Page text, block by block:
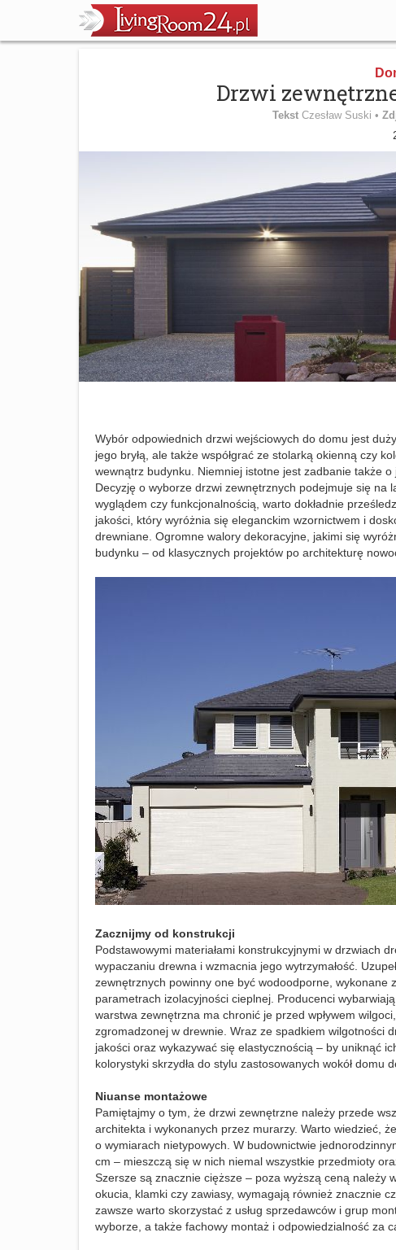
Drzwi
Tekst Czesław Suski •
Wybór odpowiednich drzwi wejściowych do domu jest
jego bryłą, ale także współgrać ze stolarką okienną czy
wewnątrz budynku. Niemniej istotne jest zadbanie także
Decyzję o wyborze drzwi zewnętrznych podejmuje się na
wyglądem czy funkcjonalnością, warto dokładnie
jakości, który wyróżnia się eleganckim wzornictwem i
drewniane. Ogromne walory dekoracyjne, jakimi się
budynku – od klasycznych projektów po architekturę
Zacznijmy od konstrukcji
Podstawowymi materiałami konstrukcyjnymi w drzwiach
wypaczaniu drewna i wzmacnia jego wytrzymałość.
zewnętrznych powinny one być wodoodporne, wykonane
parametrach izolacyjności cieplnej. Producenci
warstwa zewnętrzna ma chronić je przed wpływem
zgromadzonej w drewnie. Wraz ze spadkiem wilgotności
jakości oraz wykazywać się elastycznością – by uniknąć
kolorystyki skrzydła do stylu zastosowanych wokół domu
Niuanse montażowe
Pamiętajmy o tym, że drzwi zewnętrzne należy przede
architekta i wykonanych przez murarzy. Warto wiedzieć,
o wymiarach nietypowych. W budownictwie
cm – mieszczą się w nich niemal wszystkie przedmioty
Szersze są znacznie cięższe – poza wyższą ceną należy
okucia, klamki czy zawiasy, wymagają również znacznie
zawsze warto skorzystać z usług sprzedawców i grup
wyborze, a także fachowy montaż i odpowiedzialność za